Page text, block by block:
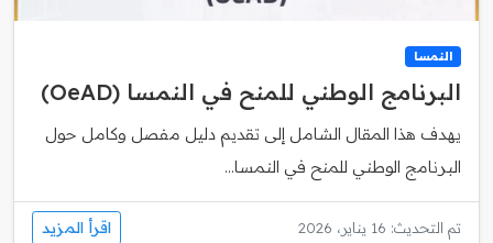
النمسا
البرنامج الوطني للمنح في النمسا (OeAD)
يهدف هذا المقال الشامل إلى تقديم دليل مفصل وكامل حول
البرنامج الوطني للمنح في النمسا...
تم التحديث: 16 يناير، 2026 اقرأ المزيد